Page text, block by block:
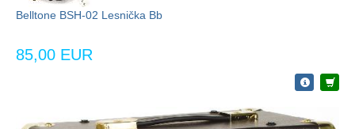
Belltone BSH-02 Lesnička Bb
85,00 EUR